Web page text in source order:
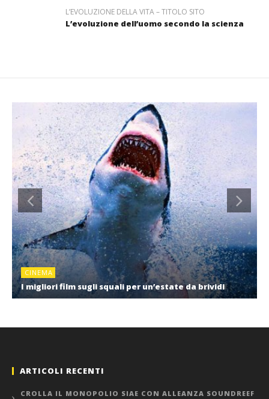
L’EVOLUZIONE DELLA VITA – TITOLO SITO
L’evoluzione dell’uomo secondo la scienza
CINEMA
I migliori film sugli squali per un’estate da brividi
ARTICOLI RECENTI
CROLLA IL MONOPOLIO SIAE CON ALLEANZA SOUNDREEF